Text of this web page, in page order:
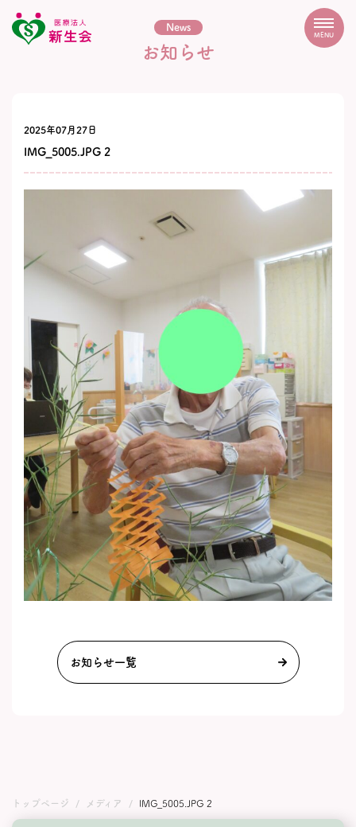
MENU
News
お知らせ
2025年07月27日
IMG_5005.JPG 2
お知らせ一覧
トップページ メディア IMG_5005.JPG 2